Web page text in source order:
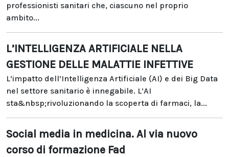
professionisti sanitari che, ciascuno nel proprio
ambito...
L’INTELLIGENZA ARTIFICIALE NELLA
GESTIONE DELLE MALATTIE INFETTIVE
L’impatto dell’Intelligenza Artificiale (AI) e dei Big Data
nel settore sanitario è innegabile. L’AI
sta&nbsp;rivoluzionando la scoperta di farmaci, la...
Social media in medicina. Al via nuovo
corso di formazione Fad